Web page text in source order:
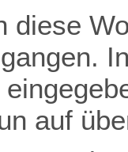
diese
auf